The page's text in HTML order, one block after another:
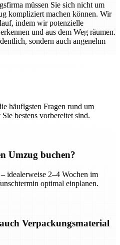
müssen Sie sich nicht um
kompliziert machen können. Wir
indem wir potenzielle
und aus dem Weg räumen.
sondern auch angenehm
häufigsten Fragen rund um
bestens vorbereitet sind.
Umzug buchen?
idealerweise 2–4 Wochen im
optimal einplanen.
Verpackungsmaterial